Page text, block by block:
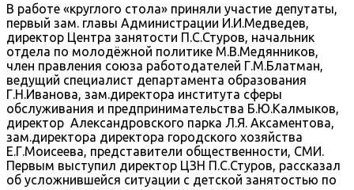
В работе «круглого стола» приняли участие депутаты,
первый зам. главы Администрации И.И.Медведев,
директор Центра занятости П.С.Стуров, начальник
отдела по молодёжной политике М.В.Медянников,
член правления союза работодателей Г.М.Блатман,
ведущий специалист департамента образования
Г.Н.Иванова, зам.директора института сферы
обслуживания и предпринимательства Б.Ю.Калмыков,
директор Александровского парка Л.Я. Аксаментова,
зам.директора директора городского хозяйства
Е.Г.Моисеева, представители общественности, СМИ.
Первым выступил директор ЦЗН П.С.Стуров, рассказал
об усложнившейся ситуации с детской занятостью по